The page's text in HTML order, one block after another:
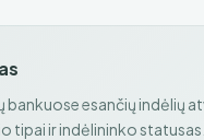
esančių indėlių
tipai ir indėlininko statusas.